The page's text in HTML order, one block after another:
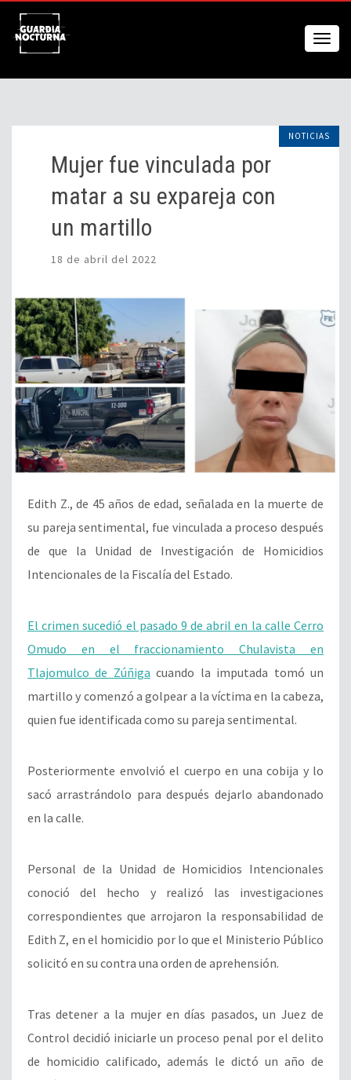
NOTICIAS
Mujer fue vinculada por
matar a su expareja con
un martillo
18 de abril del 2022
Edith Z., de 45 años de edad, señalada en la muerte de
su pareja sentimental, fue vinculada a proceso después
de que la Unidad de Investigación de Homicidios
Intencionales de la Fiscalía del Estado.
El crimen sucedió el pasado 9 de abril en la calle Cerro
Omudo en el fraccionamiento Chulavista en
Tlajomulco de Zúñiga cuando la imputada tomó un
martillo y comenzó a golpear a la víctima en la cabeza,
quien fue identificada como su pareja sentimental.
Posteriormente envolvió el cuerpo en una cobija y lo
sacó arrastrándolo para después dejarlo abandonado
en la calle.
Personal de la Unidad de Homicidios Intencionales
conoció del hecho y realizó las investigaciones
correspondientes que arrojaron la responsabilidad de
Edith Z, en el homicidio por lo que el Ministerio Público
solicitó en su contra una orden de aprehensión.
Tras detener a la mujer en días pasados, un Juez de
Control decidió iniciarle un proceso penal por el delito
de homicidio calificado, además le dictó un año de